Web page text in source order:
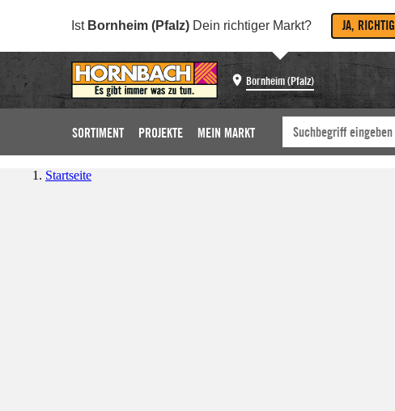
Ist Bornheim (Pfalz) Dein richtiger Markt? JA, RICHTIG
Bornheim (Pfalz)
SORTIMENT PROJEKTE MEIN MARKT
Startseite